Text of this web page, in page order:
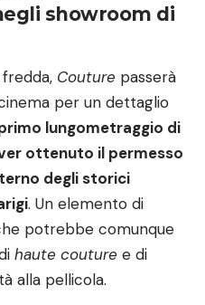
showroom di
Couture passerà
per un dettaglio
lungometraggio di
ottenuto il permesso
degli storici
. Un elemento di
potrebbe comunque
haute couture e di
alla pellicola.